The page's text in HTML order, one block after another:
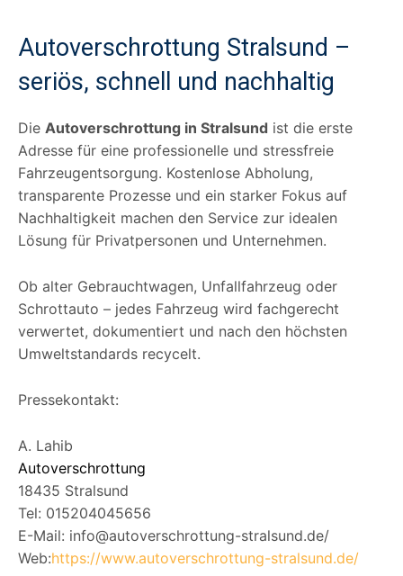
Autoverschrottung Stralsund –
seriös, schnell und nachhaltig
Die Autoverschrottung in Stralsund ist die erste
Adresse für eine professionelle und stressfreie
Fahrzeugentsorgung. Kostenlose Abholung,
transparente Prozesse und ein starker Fokus auf
Nachhaltigkeit machen den Service zur idealen
Lösung für Privatpersonen und Unternehmen.
Ob alter Gebrauchtwagen, Unfallfahrzeug oder
Schrottauto – jedes Fahrzeug wird fachgerecht
verwertet, dokumentiert und nach den höchsten
Umweltstandards recycelt.
Pressekontakt:
A. Lahib
Autoverschrottung
18435 Stralsund
Tel: 015204045656
E-Mail: info@autoverschrottung-stralsund.de/
Web:https://www.autoverschrottung-stralsund.de/